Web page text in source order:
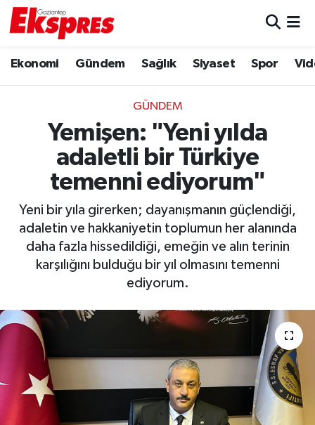
Ekonomi Gündem Sağlık Siyaset Spor
GÜNDEM
Yemişen: "Yeni yılda
adaletli bir Türkiye
temenni ediyorum"
Yeni bir yıla girerken; dayanışmanın güçlendiği,
adaletin ve hakkaniyetin toplumun her alanında
daha fazla hissedildiği, emeğin ve alın terinin
karşılığını bulduğu bir yıl olmasını temenni
ediyorum.
Ekonomi
Gaziantep son dakika
Genel
Haberler
Kültür Sanat
Müzik
Piyasa
Resmi İlanlar
Trafik Durumu
Puan Durumu ve Fikstür
Tüm Manşetler
Haber Arşivi